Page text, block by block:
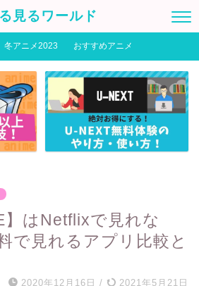
見るワールド
冬アニメ2023 おすすめアニメ
】はNetflixで見れな
で見れるアプリ比較と
2020年12月16日 / 2021年5月21日